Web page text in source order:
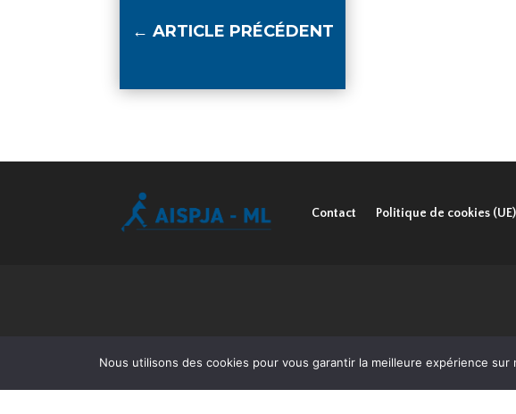
← ARTICLE PRÉCÉDENT
Contact Politique de cookies (UE)
Nous utilisons des cookies pour vous garantir la meilleure expérience